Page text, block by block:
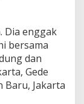
Dia enggak
bersama
dan
Gede
Baru, Jakarta